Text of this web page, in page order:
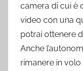
camera di cui è
video con una
potrai ottenere
Anche
rimanere in